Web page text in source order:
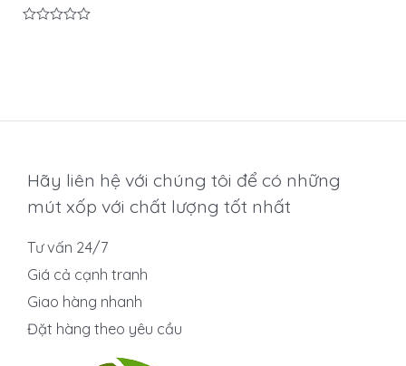
Hãy liên hệ với chúng tôi để có những
mút xốp với chất lượng tốt nhất
Tư vấn 24/7
Giá cả cạnh tranh
Giao hàng nhanh
Đặt hàng theo yêu cầu